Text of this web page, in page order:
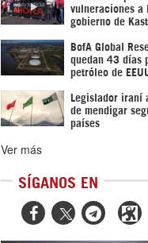
vulneraciones a
gobierno de Kast
BofA Global
quedan 43 días
petróleo de EEUU
Legislador iraní
de mendigar
países
Ver más
SÍGANOS EN
 